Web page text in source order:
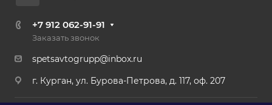
+7 912 062-91-91
Заказать звонок
spetsavtogrupp@inbox.ru
г. Курган, ул. Бурова-Петрова, д. 117, оф. 207